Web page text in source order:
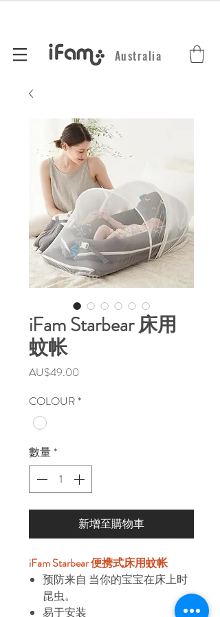
Australia
iFam Starbear 床用
蚊帐
AU$49.00
COLOUR*
數量*
新增至購物車
iFam Starbear 便携式床用蚊帐
预防来自 当你的宝宝在床上时
昆虫。
易于安装